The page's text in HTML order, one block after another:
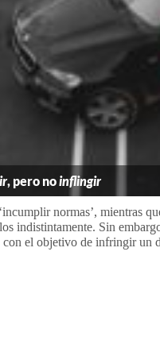
, pero noinflingir
normas’, mientras
indistintamente. Sin
con el objetivo de infringir un